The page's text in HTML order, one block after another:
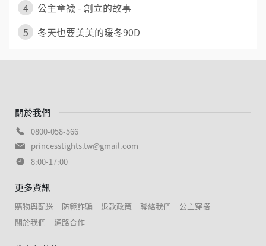
4
公主童襪 - 創立的故事
5
冬天也要美美的暖冬90D
關於我們
0800-058-566
princesstights.tw@gmail.com
8:00-17:00
更多資訊
購物與配送 防範詐騙 退款政策 聯絡我們
公主穿搭
關於我們
通路合作